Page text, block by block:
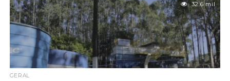
32.6 mil
GERAL